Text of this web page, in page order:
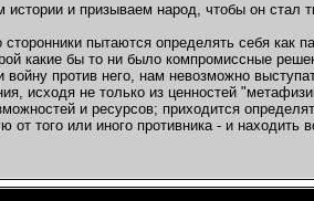
и призываем народ, чтобы он стал
сторонники пытаются определять себя
какие бы то ни было компромиссные
войну против него, нам невозможно
исходя не только из ценностей
и ресурсов; приходится
от того или иного противника - и